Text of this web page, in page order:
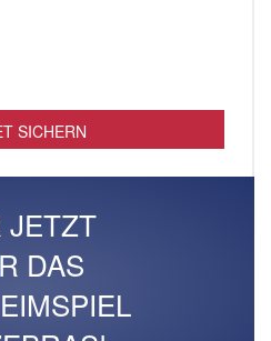
SICHERN
JETZT
DAS